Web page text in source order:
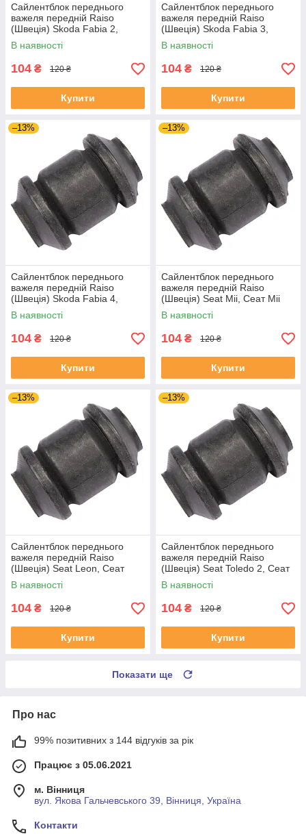
Сайлентблок переднього
важеля передній Raiso
(Швеція) Skoda Fabia 2,
Шкода Фабія 2 06-14 #RL-
1J0182V UADIKZU4
В наявності
104 ₴ 120 ₴
Купити
Сайлентблок переднього
важеля передній Raiso
(Швеція) Skoda Fabia 3,
Шкода Фабія 3 14-21 #RL-
1J0182V UATXDAZ4
В наявності
104 ₴ 120 ₴
Купити
–13%
Сайлентблок переднього
важеля передній Raiso
(Швеція) Skoda Fabia 4,
Шкода Фабія 4 21- #RL-
1J0182V UAJJVOC4
В наявності
104 ₴ 120 ₴
Купити
–13%
Сайлентблок переднього
важеля передній Raiso
(Швеція) Seat Mii, Сеат Міі
11-19 #RL-1J0182V
UAAVQUI4
В наявності
104 ₴ 120 ₴
Купити
–13%
Сайлентблок переднього
важеля передній Raiso
(Швеція) Seat Leon, Сеат
Леон 99-06 #RL-1J0182V
UAYSBXG4
В наявності
104 ₴ 120 ₴
Купити
–13%
Сайлентблок переднього
важеля передній Raiso
(Швеція) Seat Toledo 2, Сеат
Толедо 2 99-06 #RL-1J0182V
UATOJRK4
В наявності
104 ₴ 120 ₴
Купити
Показати ще
Про нас
99% позитивних з 144 відгуків за рік
Працює з 05.06.2021
м. Вінниця
вул. Якова Гальчевського 39, Вінниця, Україна
Контакти